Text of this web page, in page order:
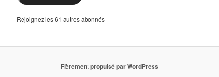
Rejoignez les 61 autres abonnés
Fièrement propulsé par WordPress